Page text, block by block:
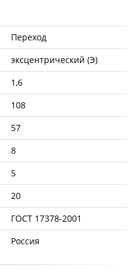
Переход
эксцентрический (Э)
1,6
108
57
8
5
20
ГОСТ 17378-2001
Россия